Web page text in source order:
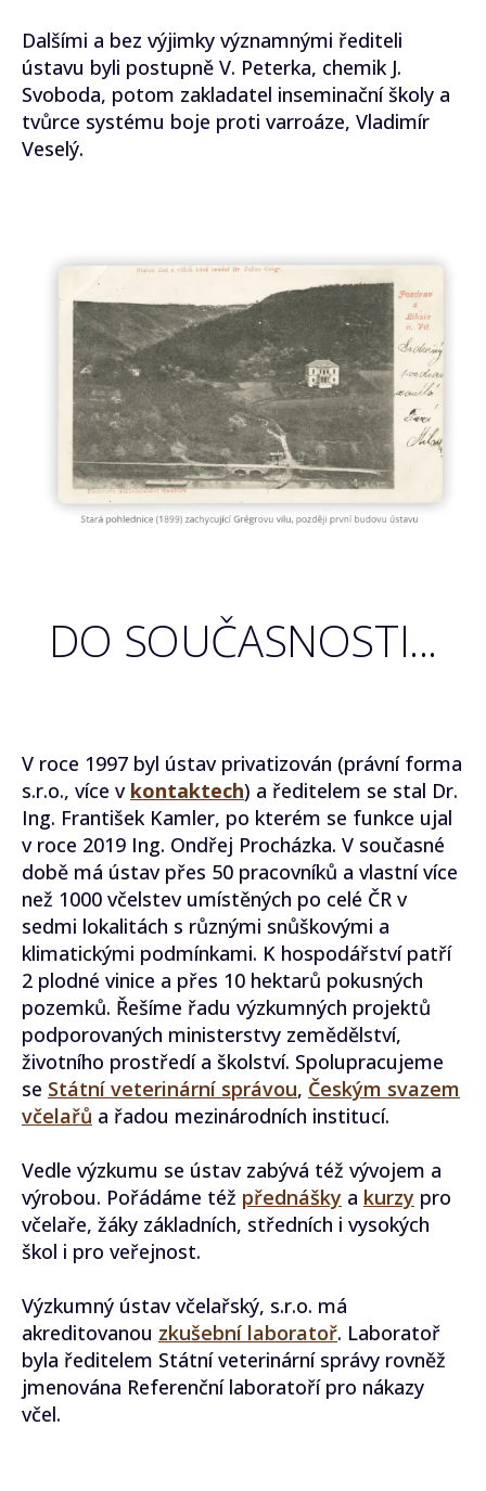
Dalšími a bez výjimky významnými řediteli
ústavu byli postupně V. Peterka, chemik J.
Svoboda, potom zakladatel inseminační školy a
tvůrce systému boje proti varroáze, Vladimír
Veselý.
DO SOUČASNOSTI...
V roce 1997 byl ústav privatizován (právní forma
s.r.o., více v kontaktech) a ředitelem se stal Dr.
Ing. František Kamler, po kterém se funkce ujal
v roce 2019 Ing. Ondřej Procházka. V současné
době má ústav přes 50 pracovníků a vlastní více
než 1000 včelstev umístěných po celé ČR v
sedmi lokalitách s různými snůškovými a
klimatickými podmínkami. K hospodářství patří
2 plodné vinice a přes 10 hektarů pokusných
pozemků. Řešíme řadu výzkumných projektů
podporovaných ministerstvy zemědělství,
životního prostředí a školství. Spolupracujeme
se Státní veterinární správou, Českým svazem
včelařů a řadou mezinárodních institucí.
Vedle výzkumu se ústav zabývá též vývojem a
výrobou. Pořádáme též přednášky a kurzy pro
včelaře, žáky základních, středních i vysokých
škol i pro veřejnost.
Výzkumný ústav včelařský, s.r.o. má
akreditovanou zkušební laboratoř. Laboratoř
byla ředitelem Státní veterinární správy rovněž
jmenována Referenční laboratoří pro nákazy
včel.